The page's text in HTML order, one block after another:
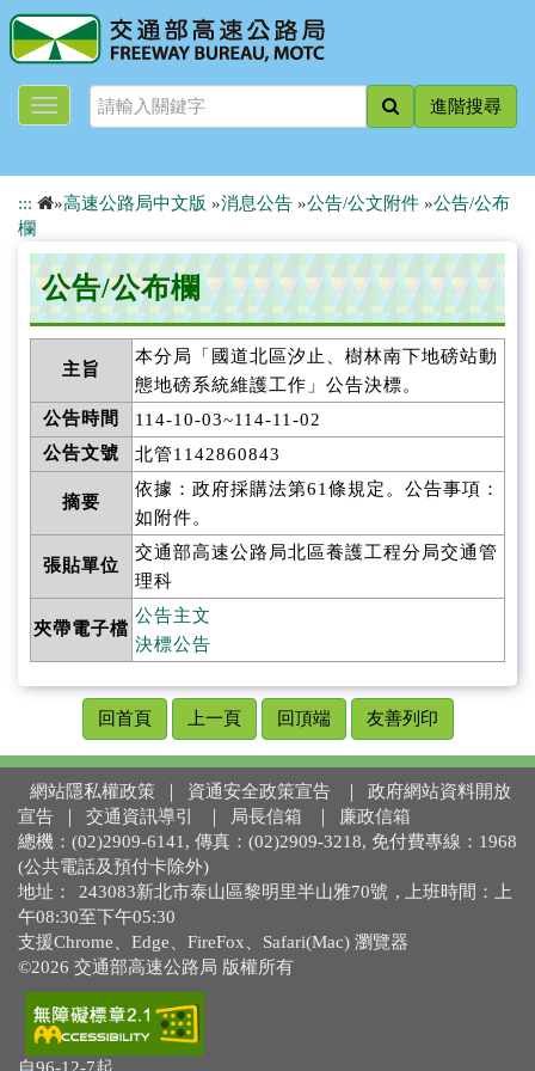
跳
到
主
進階搜尋
::: »高速公路局中文版 »消息公告 »公告/公文附件 »公告/公布
欄
公告/公布欄
主旨
本分局「國道北區汐止、樹林南下地磅站動
態地磅系統維護工作」公告決標。
公告時間
114-10-03~114-11-02
公告文號
北管1142860843
摘要
依據：政府採購法第61條規定。公告事項：
如附件。
張貼單位
交通部高速公路局北區養護工程分局交通管
理科
夾帶電子檔
公告主文
決標公告
回首頁 上一頁 回頂端 友善列印
網站隱私權政策 資通安全政策宣告
政府網站資料開放
宣告
交通資訊導引 局長信箱
廉政信箱
總機：(02)2909-6141, 傳真：(02)2909-3218, 免付費專線：1968
(公共電話及預付卡除外)
地址：
243083新北市泰山區黎明里半山雅70號 , 上班時間：上
午08:30至下午05:30
支援Chrome、Edge、FireFox、Safari(Mac) 瀏覽器
©2026 交通部高速公路局 版權所有